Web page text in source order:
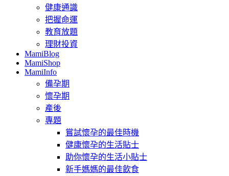
健康通識
把握命運
教育放題
理財投資
MamiBlog
MamiShop
MamiInfo
備孕期
懷孕期
產後
專題
嘗試懷孕的最佳時機
健康懷孕的生活貼士
助你懷孕的生活小貼士
新手媽媽的最佳飲食